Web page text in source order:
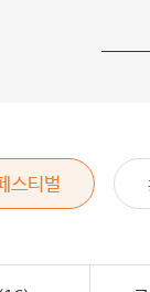
래이공